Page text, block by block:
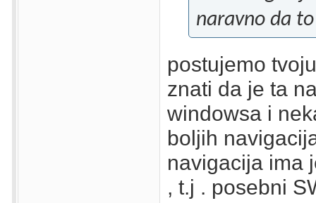
naravno da
postujemo
znati da je ta
windowsa i
boljih
navigacija ima
, t.j . posebni